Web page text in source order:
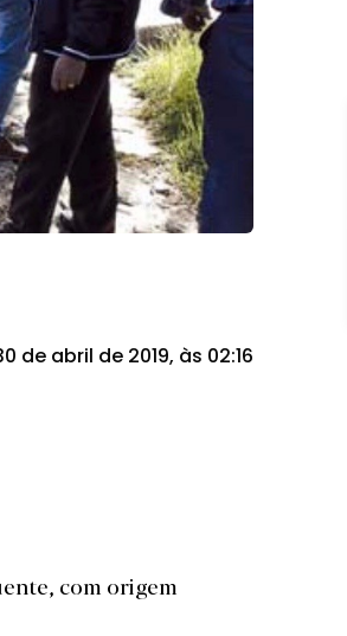
de abril de 2019, às 02:16
, com origem